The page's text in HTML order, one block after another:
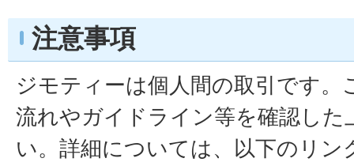
注意事項
ジモティーは個人間の取引です。
流れやガイドライン等を確認した
い。詳細については、以下のリン